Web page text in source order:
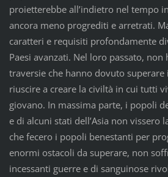
proietterebbe all’indietro nel tempo
ancora meno progrediti e arretrati.
caratteri e requisiti profondamente
Paesi avanzati. Nel loro passato, non
traversie che hanno dovuto
riuscire a creare la civiltà in cui tutti
giovano. In massima parte, i popoli
e di alcuni stati dell’Asia non vissero
che fecero i popoli benestanti per
enormi ostacoli da superare, non
incessanti guerre e di sanguinose